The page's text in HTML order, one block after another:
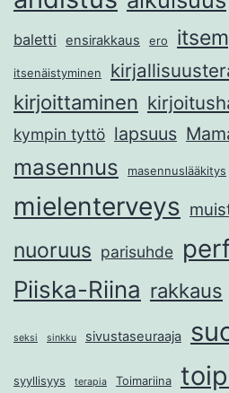
baletti ensirakkaus ero
itsenäistyminen
kirjoittaminen
kympin tyttö lapsuus
masennus masennuslääkitys
mielenterveys
nuoruus parisuhde
Piiska-Riina rakkaus
seksi sinkku sivustaseuraaja
syyllisyys terapia Toimariina